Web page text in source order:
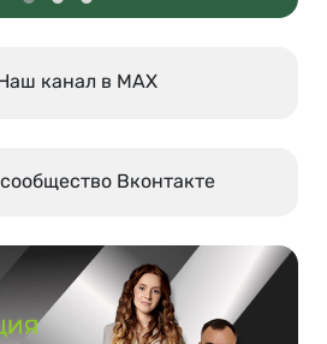
канал в МАХ
Вконтакте